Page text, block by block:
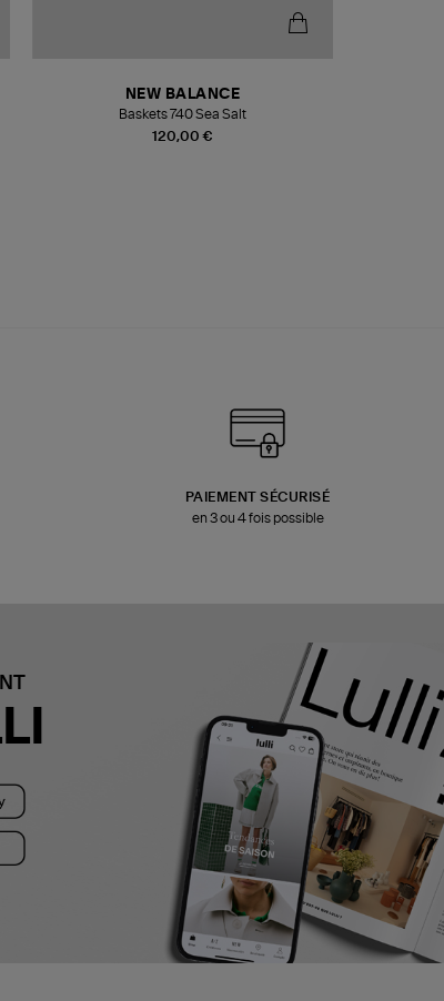
120,00 €
NEW BALANCE
Baskets 740 Sea Salt
PAIEMENT SÉCURISÉ
en 3 ou 4 fois possible